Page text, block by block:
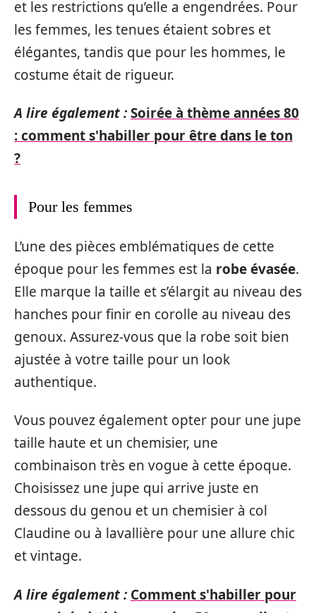
et les restrictions qu’elle a engendrées. Pour
les femmes, les tenues étaient sobres et
élégantes, tandis que pour les hommes, le
costume était de rigueur.
A lire également :Soirée à thème années 80
: comment s'habiller pour être dans le ton
?
Pour les femmes
L’une des pièces emblématiques de cette
époque pour les femmes est la robe évasée.
Elle marque la taille et s’élargit au niveau des
hanches pour finir en corolle au niveau des
genoux. Assurez-vous que la robe soit bien
ajustée à votre taille pour un look
authentique.
Vous pouvez également opter pour une jupe
taille haute et un chemisier, une
combinaison très en vogue à cette époque.
Choisissez une jupe qui arrive juste en
dessous du genou et un chemisier à col
Claudine ou à lavallière pour une allure chic
et vintage.
A lire également : Comment s'habiller pour